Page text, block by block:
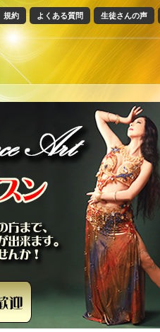
生徒さんの声
よくある質問
規約